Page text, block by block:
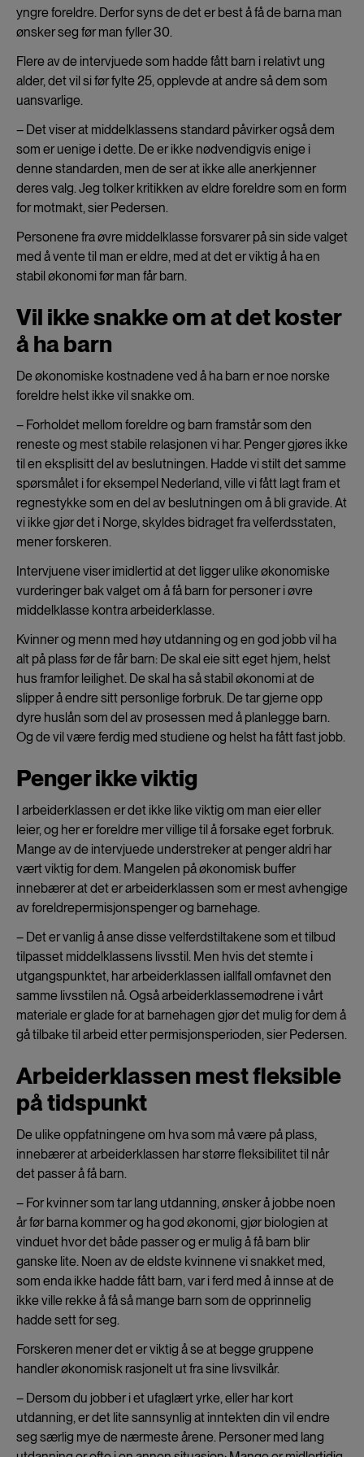
yngre foreldre. Derfor syns de det er best å få de barna man
ønsker seg før man fyller 30.
Flere av de intervjuede som hadde fått barn i relativt ung
alder, det vil si før fylte 25, opplevde at andre så dem som
uansvarlige.
– Det viser at middelklassens standard påvirker også dem
som er uenige i dette. De er ikke nødvendigvis enige i
denne standarden, men de ser at ikke alle anerkjenner
deres valg. Jeg tolker kritikken av eldre foreldre som en form
for motmakt, sier Pedersen.
Personene fra øvre middelklasse forsvarer på sin side valget
med å vente til man er eldre, med at det er viktig å ha en
stabil økonomi før man får barn.
Vil ikke snakke om at det koster
å ha barn
De økonomiske kostnadene ved å ha barn er noe norske
foreldre helst ikke vil snakke om.
­– Forholdet mellom foreldre og barn framstår som den
reneste og mest stabile relasjonen vi har. Penger gjøres ikke
til en eksplisitt del av beslutningen. Hadde vi stilt det samme
spørsmålet i for eksempel Nederland, ville vi fått lagt fram et
regnestykke som en del av beslutningen om å bli gravide. At
vi ikke gjør det i Norge, skyldes bidraget fra velferdsstaten,
mener forskeren.
Intervjuene viser imidlertid at det ligger ulike økonomiske
vurderinger bak valget om å få barn for personer i øvre
middelklasse kontra arbeiderklasse.
Kvinner og menn med høy utdanning og en god jobb vil ha
alt på plass før de får barn: De skal eie sitt eget hjem, helst
hus framfor leilighet. De skal ha så stabil økonomi at de
slipper å endre sitt personlige forbruk. De tar gjerne opp
dyre huslån som del av prosessen med å planlegge barn.
Og de vil være ferdig med studiene og helst ha fått fast jobb.
Penger ikke viktig
I arbeiderklassen er det ikke like viktig om man eier eller
leier, og her er foreldre mer villige til å forsake eget forbruk.
Mange av de intervjuede understreker at penger aldri har
vært viktig for dem. Mangelen på økonomisk buffer
innebærer at det er arbeiderklassen som er mest avhengige
av foreldrepermisjonspenger og barnehage.
– Det er vanlig å anse disse velferdstiltakene som et tilbud
tilpasset middelklassens livsstil. Men hvis det stemte i
utgangspunktet, har arbeiderklassen iallfall omfavnet den
samme livsstilen nå. Også arbeiderklassemødrene i vårt
materiale er glade for at barnehagen gjør det mulig for dem å
gå tilbake til arbeid etter permisjonsperioden, sier Pedersen.
Arbeiderklassen mest fleksible
på tidspunkt
De ulike oppfatningene om hva som må være på plass,
innebærer at arbeiderklassen har større fleksibilitet til når
det passer å få barn.
– For kvinner som tar lang utdanning, ønsker å jobbe noen
år før barna kommer og ha god økonomi, gjør biologien at
vinduet hvor det både passer og er mulig å få barn blir
ganske lite. Noen av de eldste kvinnene vi snakket med,
som enda ikke hadde fått barn, var i ferd med å innse at de
ikke ville rekke å få så mange barn som de opprinnelig
hadde sett for seg.
Forskeren mener det er viktig å se at begge gruppene
handler økonomisk rasjonelt ut fra sine livsvilkår.
– Dersom du jobber i et ufaglært yrke, eller har kort
utdanning, er det lite sannsynlig at inntekten din vil endre
seg særlig mye de nærmeste årene. Personer med lang